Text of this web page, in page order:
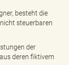
besteht die
steuerbaren
der
deren fiktivem